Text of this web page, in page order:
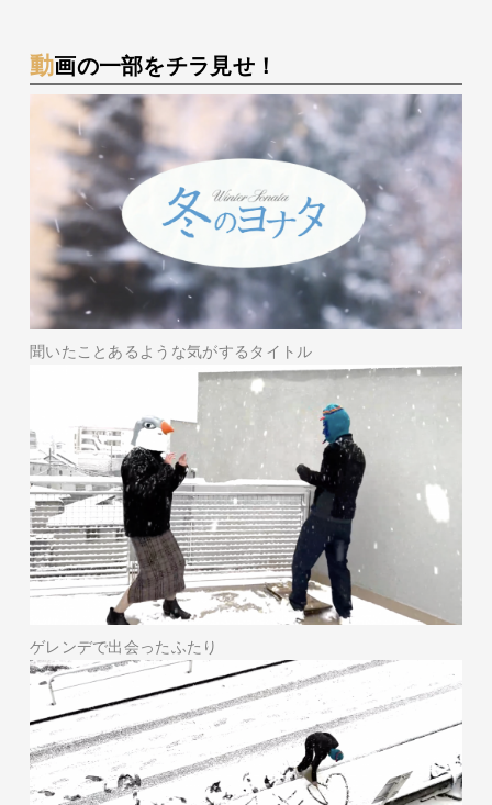
動画の一部をチラ見せ！
聞いたことあるような気がするタイトル
ゲレンデで出会ったふたり